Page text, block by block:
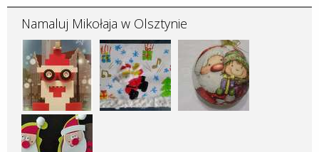
Namaluj Mikołaja w Olsztynie